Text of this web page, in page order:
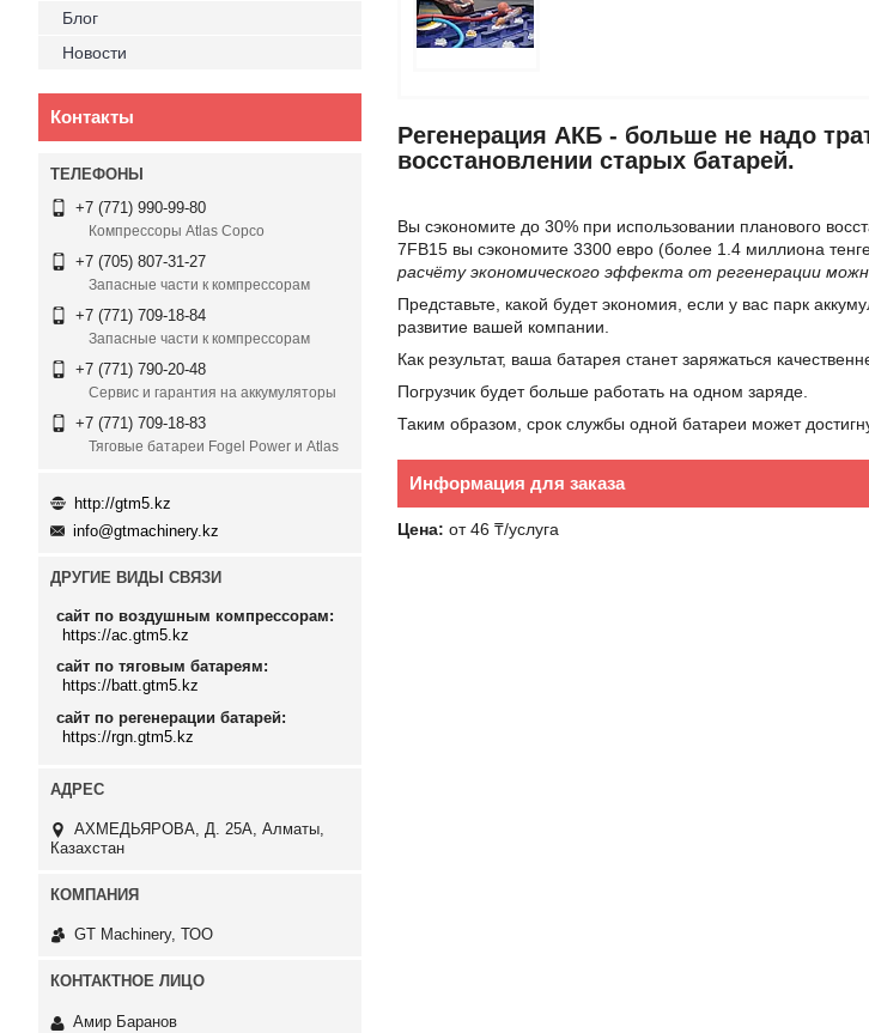
Регенерация АКБ - больше не надо
восстановлении старых батарей.
Вы сэкономите до 30% при использовании планового
7FB15 вы сэкономите 3300 евро (более 1.4 миллиона
расчёту экономического эффекта от регенерации
Представьте, какой будет экономия, если у вас парк
развитие вашей компании.
Как результат, ваша батарея станет заряжаться
Погрузчик будет больше работать на одном заряде.
Таким образом, срок службы одной батареи может
Информация для заказа
Цена: от 46 ₸/услуга
Блог
Новости
Контакты
+7 (771) 990-99-80
Компрессоры Atlas Copco
+7 (705) 807-31-27
Запасные части к компрессорам
+7 (771) 709-18-84
Запасные части к компрессорам
+7 (771) 790-20-48
Сервис и гарантия на аккумуляторы
+7 (771) 709-18-83
Тяговые батареи Fogel Power и Atlas
http://gtm5.kz
info@gtmachinery.kz
ДРУГИЕ ВИДЫ СВЯЗИ
сайт по воздушным компрессорам
https://ac.gtm5.kz
сайт по тяговым батареям
https://batt.gtm5.kz
сайт по регенерации батарей
https://rgn.gtm5.kz
АХМЕДЬЯРОВА, Д. 25А, Алматы,
Казахстан
GT Machinery, ТОО
Амир Баранов